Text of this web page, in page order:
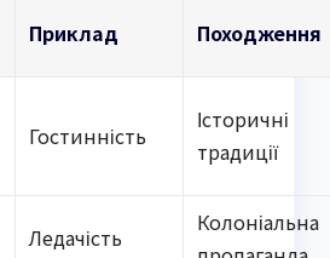
Приклад Походження
Гостинність
Історичні
традиції
Ледачість
Колоніальна